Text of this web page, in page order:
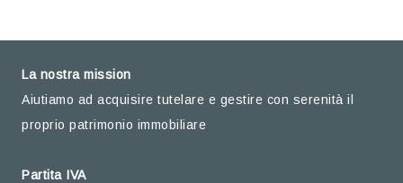
La nostra mission
Aiutiamo ad acquisire tutelare e gestire con serenità il
proprio patrimonio immobiliare
Partita IVA